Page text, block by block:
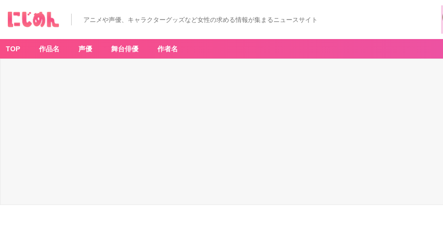
アニメや声優、キャラクターグッズなど女性の求める情報が集まるニュースサイト
TOP 作品名 声優 舞台俳優 作者名